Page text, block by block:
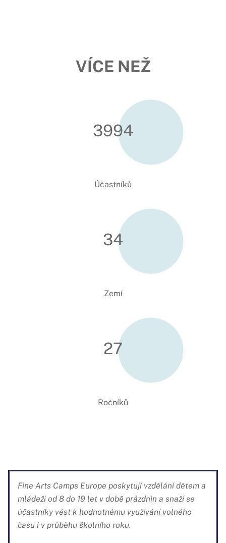
VÍCE NEŽ
3998
Účastníků
34
Zemí
27
Ročníků
Fine Arts Camps Europe poskytují vzdělání dětem a
mládeži od 8 do 19 let v době prázdnin a snaží se
účastníky vést k hodnotnému využívání volného
času i v průběhu školního roku.